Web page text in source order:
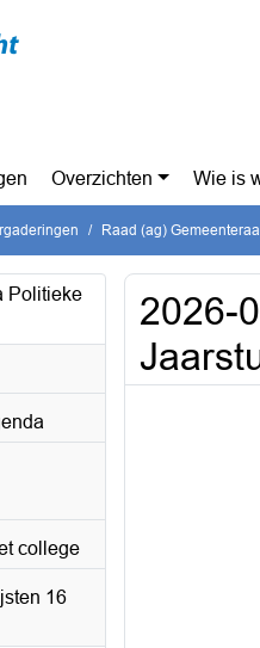
Overzichten Wie is
Raad (ag)
Politieke
college
16
2026-